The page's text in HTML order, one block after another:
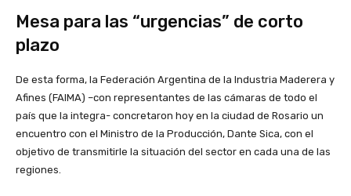
Mesa para las “urgencias” de corto
plazo
De esta forma, la Federación Argentina de la Industria Maderera y
Afines (FAIMA) –con representantes de las cámaras de todo el
país que la integra- concretaron hoy en la ciudad de Rosario un
encuentro con el Ministro de la Producción, Dante Sica, con el
objetivo de transmitirle la situación del sector en cada una de las
regiones.